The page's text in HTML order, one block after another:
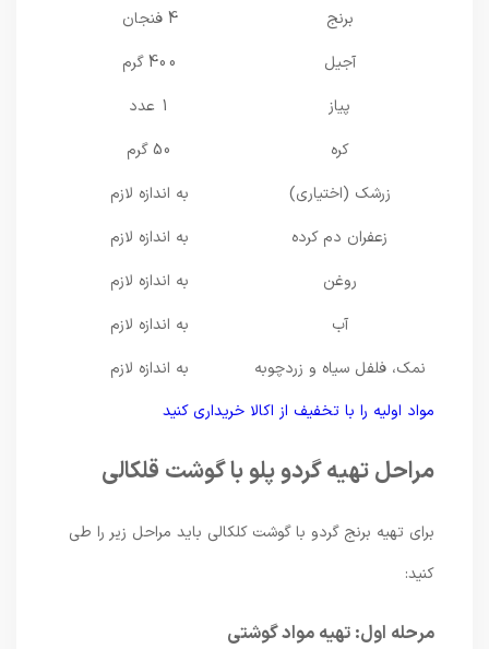
زرشک (اختیاری)
به اندازه لازم
زعفران دم کرده
به اندازه لازم
به اندازه لازم
به اندازه لازم
نمک، فلفل سیاه و زردچوبه
به اندازه لازم
مواد اولیه را با تخفیف از اکالا خریداری کنید
مراحل تهیه گردو پلو با گوشت قلکالی
برای تهیه برنج گردو با گوشت کلکالی باید مراحل زیر را طی
مرحله اول: تهیه مواد گوشتی